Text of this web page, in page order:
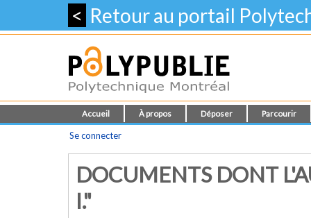
< Retour au portail
Accueil À propos Déposer Parcourir
Se connecter
DOCUMENTS DONT
I."